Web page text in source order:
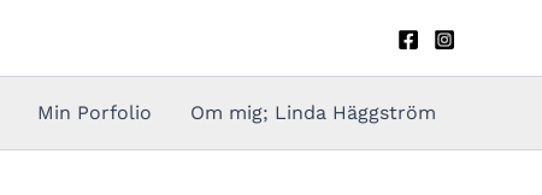
Min Porfolio Om mig; Linda Häggström